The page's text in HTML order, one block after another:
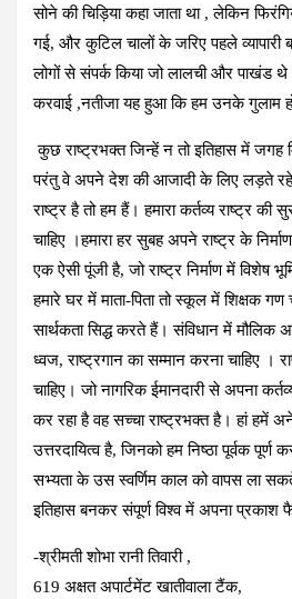
सोने की चिड़िया कहा जाता था , लेकिन
गई, और कुटिल चालों के जरिए पहले
लोगों से संपर्क किया जो लालची और पाखंड थे
करवाई ,नतीजा यह हुआ कि हम उनके गुलाम
कुछ राष्ट्रभक्त जिन्हें न तो इतिहास में जगह
परंतु वे अपने देश की आजादी के लिए लड़ते रहे
राष्ट्र है तो हम हैं। हमारा कर्तव्य राष्ट्र की
चाहिए ।हमारा हर सुबह अपने राष्ट्र के
एक ऐसी पूंजी है, जो राष्ट्र निर्माण में विशेष
हमारे घर में माता-पिता तो स्कूल में शिक्षक गण
सार्थकता सिद्ध करते हैं। संविधान में मौलिक
ध्वज, राष्ट्रगान का सम्मान करना चाहिए ।
चाहिए। जो नागरिक ईमानदारी से अपना
कर रहा है वह सच्चा राष्ट्रभक्त है। हां हमें
उत्तरदायित्व है, जिनको हम निष्ठा पूर्वक पूर्ण
सभ्यता के उस स्वर्णिम काल को वापस ला सकते
इतिहास बनकर संपूर्ण विश्व में अपना प्रकाश
-श्रीमती शोभा रानी तिवारी ,
619 अक्षत अपार्टमेंट खातीवाला टैंक,